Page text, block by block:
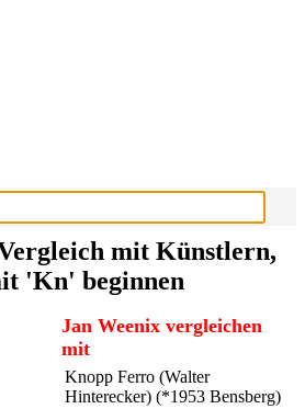
mit Künstlern,
'Kn' beginnen
Jan Weenix vergleichen
mit
Knopp Ferro (Walter
Hinterecker) (*1953 Bensberg)